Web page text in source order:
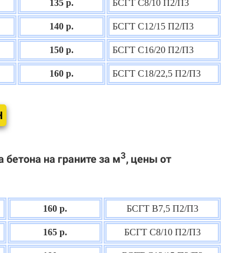
135 р. БСГТ С8/10 П2/П3
140 р. БСГТ С12/15 П2/П3
150 р. БСГТ С16/20 П2/П3
160 р. БСГТ С18/22,5 П2/П3
бетона на граните за м3, цены от
160 р. БСГТ В7,5 П2/П3
165 р. БСГТ С8/10 П2/П3